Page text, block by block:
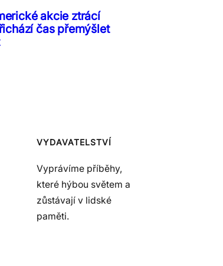
akcie ztrácí
čas přemýšlet
VYDAVATELSTVÍ
Vyprávíme příběhy,
které hýbou světem a
zůstávají v lidské
paměti.